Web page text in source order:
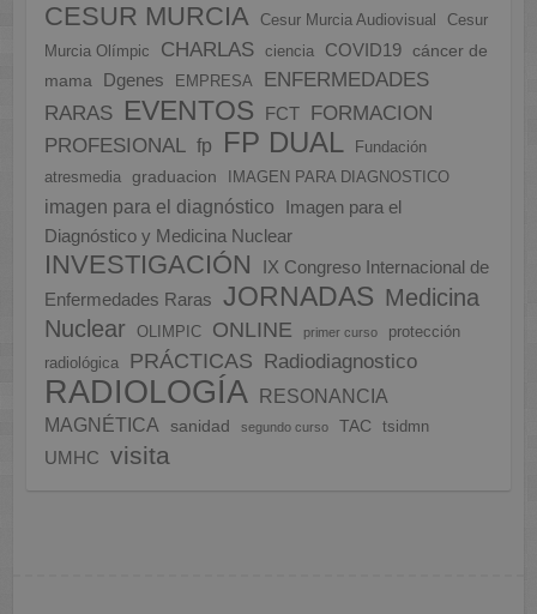
CESUR MURCIA Cesur Murcia Audiovisual
Cesur
Murcia Olímpic
CHARLAS ciencia COVID19
cáncer de
mama
Dgenes EMPRESA
ENFERMEDADES
RARAS EVENTOS FCT
FORMACION
PROFESIONAL fp FP DUAL
Fundación
atresmedia
graduacion IMAGEN PARA DIAGNOSTICO
imagen para el diagnóstico
Imagen para el
Diagnóstico y Medicina Nuclear
INVESTIGACIÓN
IX Congreso Internacional de
Enfermedades Raras
JORNADAS Medicina
Nuclear
OLIMPIC ONLINE primer curso
protección
radiológica
PRÁCTICAS Radiodiagnostico
RADIOLOGÍA
RESONANCIA
MAGNÉTICA
sanidad segundo curso TAC tsidmn
UMHC visita